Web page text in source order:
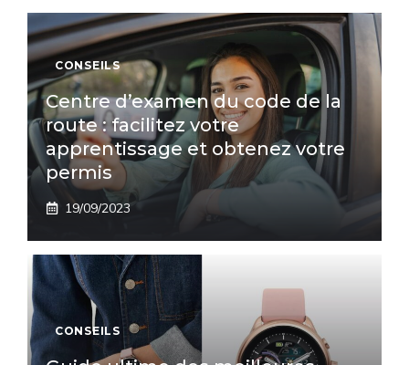
CONSEILS
Centre d’examen du code de la
route : facilitez votre
apprentissage et obtenez votre
permis
19/09/2023
CONSEILS